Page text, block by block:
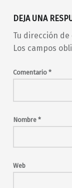
DEJA UNA
Tu dirección
Los campos
Comentario *
Nombre *
Web